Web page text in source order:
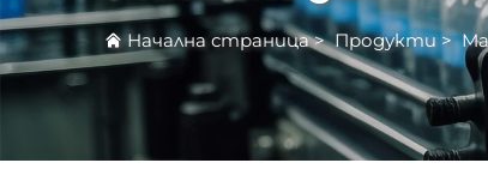
Начална страница>Продукти>